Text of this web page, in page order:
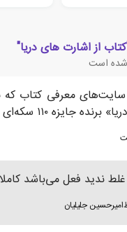
از اشارت های دریا"
شده است
معرفی کتاب که
صددرصد غلطه. ما همچین فعلی در فارسی نداریم.
ندید فعل می‌باشد کاملا
امیرحسین جلیلیان